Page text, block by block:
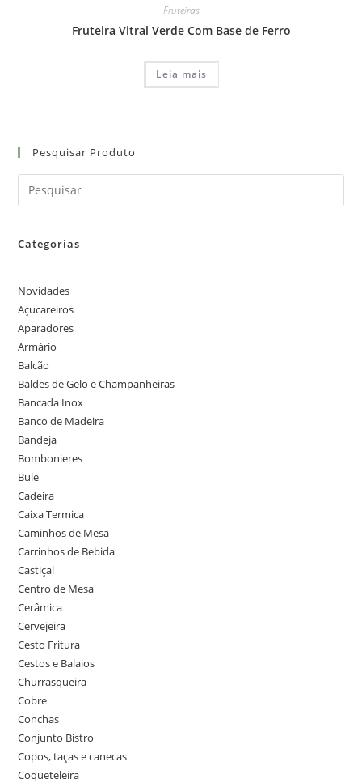
Fruteiras
Fruteira Vitral Verde Com Base de Ferro
Leia mais
Pesquisar Produto
Categorias
Novidades
Açucareiros
Aparadores
Armário
Balcão
Baldes de Gelo e Champanheiras
Bancada Inox
Banco de Madeira
Bandeja
Bombonieres
Bule
Cadeira
Caixa Termica
Caminhos de Mesa
Carrinhos de Bebida
Castiçal
Centro de Mesa
Cerâmica
Cervejeira
Cesto Fritura
Cestos e Balaios
Churrasqueira
Cobre
Conchas
Conjunto Bistro
Copos, taças e canecas
Coqueteleira